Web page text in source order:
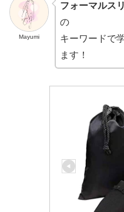
Mayumi
フォーマルス
の
キーワードで
ます！